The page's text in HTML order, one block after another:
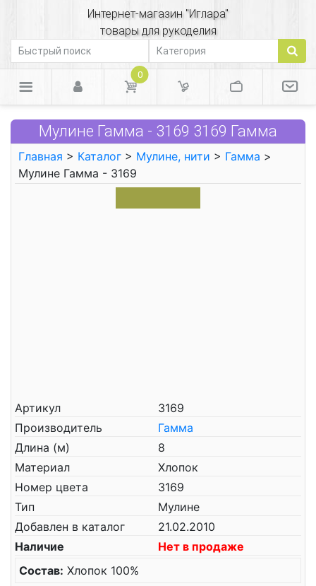
Интернет-магазин "Иглара"
товары для рукоделия
0
Мулине Гамма - 3169 3169 Гамма
Главная > Каталог > Мулине, нити > Гамма >
Мулине Гамма - 3169
Артикул
3169
Производитель
Гамма
Длина (м)
8
Материал
Хлопок
Номер цвета
3169
Тип
Мулине
Добавлен в каталог
21.02.2010
Наличие
Нет в продаже
Состав: Хлопок 100%